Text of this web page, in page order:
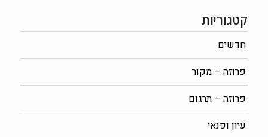
קטגוריות
חדשים
פרוזה – מקור
פרוזה – תרגום
עיון ופנאי